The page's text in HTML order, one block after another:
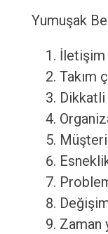
Yumuşak
Takım
Dikkatli
Zaman